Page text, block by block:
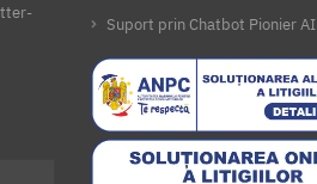
Suport prin Chatbot Pionier AI